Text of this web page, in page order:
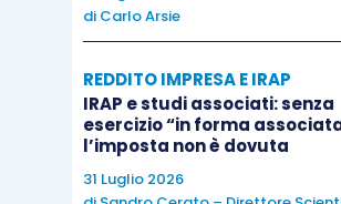
evincibili i presupposti materiali e
tali elementi siano desumibili dalla
della sentenza che ne
presupposto.
di Carlo Arsie
REDDITO IMPRESA E IRAP
IRAP e studi associati: senza
esercizio “in forma
l’imposta non è dovuta
31 Luglio 2026